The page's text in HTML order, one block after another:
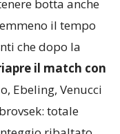
botta anche
il tempo
che dopo la
il match con
Ebeling, Venucci